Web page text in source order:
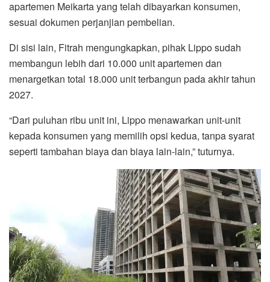
apartemen Meikarta yang telah dibayarkan konsumen,
sesuai dokumen perjanjian pembelian.
Di sisi lain, Fitrah mengungkapkan, pihak Lippo sudah
membangun lebih dari 10.000 unit apartemen dan
menargetkan total 18.000 unit terbangun pada akhir tahun
2027.
“Dari puluhan ribu unit ini, Lippo menawarkan unit-unit
kepada konsumen yang memilih opsi kedua, tanpa syarat
seperti tambahan biaya dan biaya lain-lain,” tuturnya.